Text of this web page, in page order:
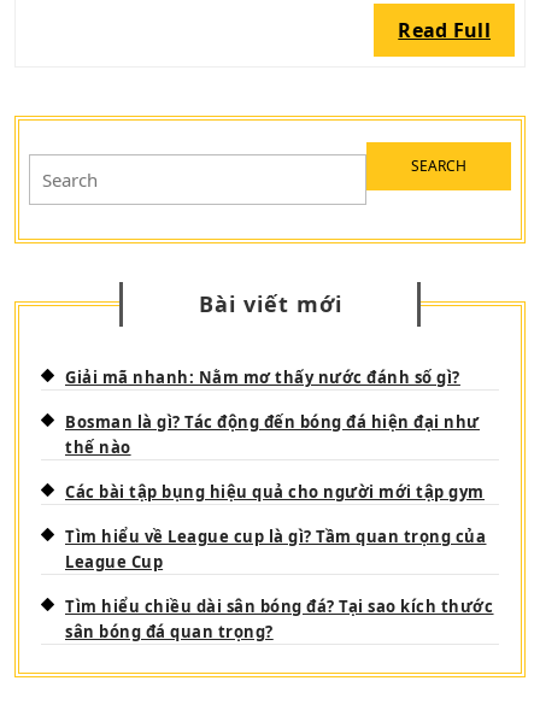
răng
Read Full
Full
Search
for:
Bài viết mới
Giải mã nhanh: Nằm mơ thấy nước đánh số gì?
Bosman là gì? Tác động đến bóng đá hiện đại như
thế nào
Các bài tập bụng hiệu quả cho người mới tập gym
Tìm hiểu về League cup là gì? Tầm quan trọng của
League Cup
Tìm hiểu chiều dài sân bóng đá? Tại sao kích thước
sân bóng đá quan trọng?